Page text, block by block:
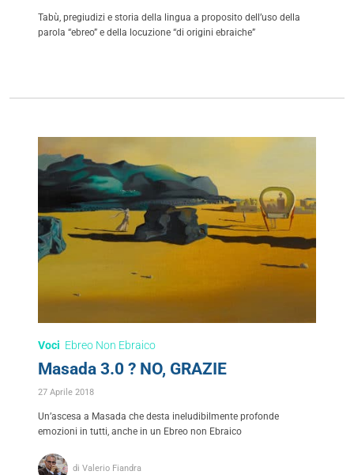
Tabù, pregiudizi e storia della lingua a proposito dell’uso della
parola “ebreo” e della locuzione “di origini ebraiche”
Voci Ebreo Non Ebraico
Masada 3.0 ? NO, GRAZIE
27 Aprile 2018
Un’ascesa a Masada che desta ineludibilmente profonde
emozioni in tutti, anche in un Ebreo non Ebraico
di Valerio Fiandra